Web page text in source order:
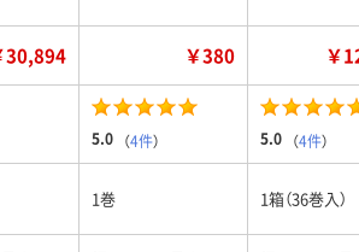
30,894 ￥380 ￥
5.0 （4件） 5.0 （4件）
1巻 1箱（36巻入）